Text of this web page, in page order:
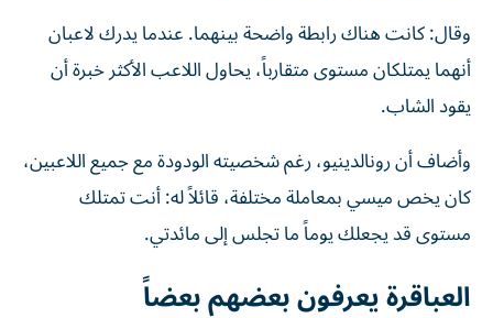
وقال: كانت هناك رابطة واضحة بينهما. عندما يدرك لاعبان
أنهما يمتلكان مستوى متقارباً، يحاول اللاعب الأكثر خبرة أن
يقود الشاب.
وأضاف أن رونالدينيو، رغم شخصيته الودودة مع جميع اللاعبين،
كان يخص ميسي بمعاملة مختلفة، قائلاً له: أنت تمتلك
مستوى قد يجعلك يوماً ما تجلس إلى مائدتي.
العباقرة يعرفون بعضهم بعضاً